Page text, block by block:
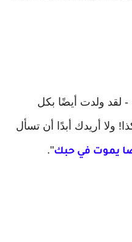
- لقد ولدت أيضًا بكل
ولا أريدك أبدًا أن تسأل
يموت في حبك".